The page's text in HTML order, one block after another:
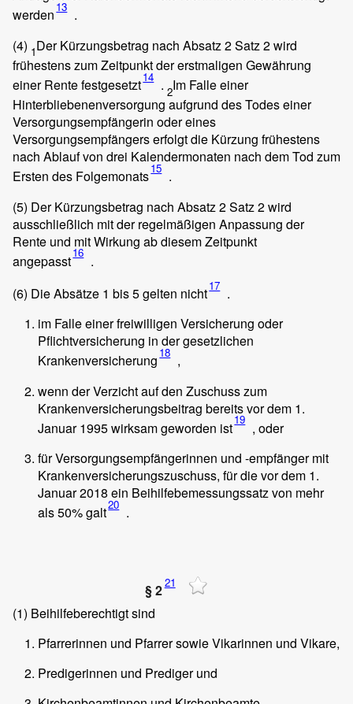
werden 13 .
(4) 1Der Kürzungsbetrag nach Absatz 2 Satz 2 wird
frühestens zum Zeitpunkt der erstmaligen Gewährung
einer Rente festgesetzt14 . 2Im Falle einer
Hinterbliebenenversorgung aufgrund des Todes einer
Versorgungsempfängerin oder eines
Versorgungsempfängers erfolgt die Kürzung frühestens
nach Ablauf von drei Kalendermonaten nach dem Tod zum
Ersten des Folgemonats15 .
(5) Der Kürzungsbetrag nach Absatz 2 Satz 2 wird
ausschließlich mit der regelmäßigen Anpassung der
Rente und mit Wirkung ab diesem Zeitpunkt
angepasst16 .
(6) Die Absätze 1 bis 5 gelten nicht17 .
im Falle einer freiwilligen Versicherung oder
Pflichtversicherung in der gesetzlichen
Krankenversicherung 18 ,
wenn der Verzicht auf den Zuschuss zum
Krankenversicherungsbeitrag bereits vor dem 1.
Januar 1995 wirksam geworden ist19 , oder
für Versorgungsempfängerinnen und -empfänger mit
Krankenversicherungszuschuss, für die vor dem 1.
Januar 2018 ein Beihilfebemessungssatz von mehr
als 50% galt20 .
§ 221
(1) Beihilfeberechtigt sind
Pfarrerinnen und Pfarrer sowie Vikarinnen und Vikare,
Predigerinnen und Prediger und